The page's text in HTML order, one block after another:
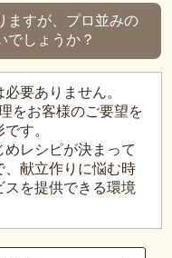
ますが、プロ並みの
でしょうか？
要ありません。
をお客様のご要望を
す。
レシピが決まって
、献立作りに悩む時
スを提供できる環境